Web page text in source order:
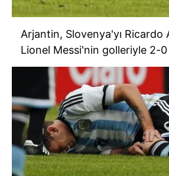
Arjantin, Slovenya'yı Ricardo
Lionel Messi'nin golleriyle 2-